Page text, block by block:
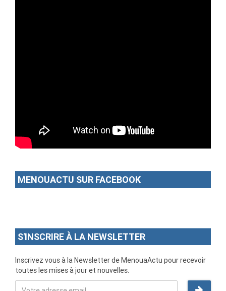
MENOUACTU SUR FACEBOOK
S'INSCRIRE À LA NEWSLETTER
Inscrivez vous à la Newsletter de MenouaActu pour recevoir
toutes les mises à jour et nouvelles.